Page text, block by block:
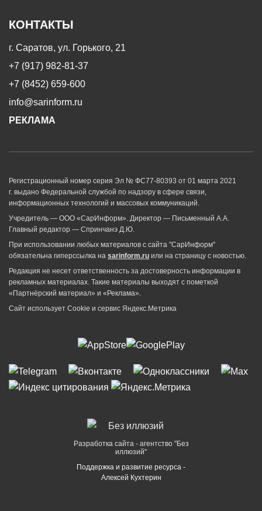
КОНТАКТЫ
г. Саратов, ул. Горького, 21
+7 (917) 982-81-37
+7 (8452) 659-600
info@sarinform.ru
РЕКЛАМА
Регистрационный номер серия Эл № ФС77-80393 от 01 марта 2021
г. выдано Федеральной службой по надзору в сфере связи,
информационных технологий и массовых коммуникаций.
Учредитель — ООО «СарИнформ». Директор — Письменный А.А.
Главный редактор — Спринчанэ Д.Ю.
При использовании любых материалов с сайта "СарИнформ"
обязательна гиперссылка на sarinform.ru или на страницу с новостью.
Редакция не несет ответственность за достоверность информации в
рекламных материалах. Такие материалы выходят с пометкой
«Партнёрский материал» и «Реклама».
Сайт использует Cookie и сервиc Яндекс.Метрика
Разработка сайта - агентство "Без
иллюзий"
Поддержка и развитие ресурса -
Алексей Кухтерин